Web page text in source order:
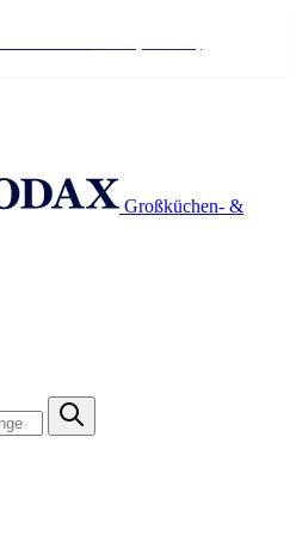
Großküchen- &